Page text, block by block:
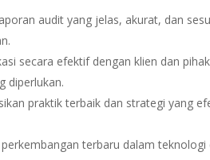
audit yang jelas, akurat, dan
secara efektif dengan klien dan
diperlukan.
praktik terbaik dan strategi yang
terbaru dalam